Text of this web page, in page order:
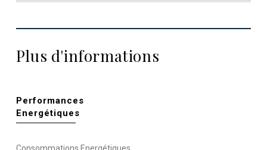
Plus d'informations
Performances
Energétiques
Consommations Energétiques